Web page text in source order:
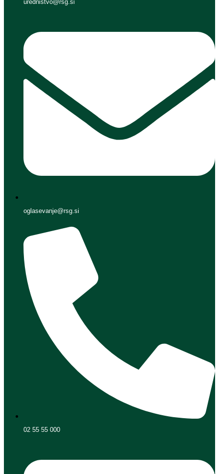
urednistvo@rsg.si
oglasevanje@rsg.si
02 55 55 000